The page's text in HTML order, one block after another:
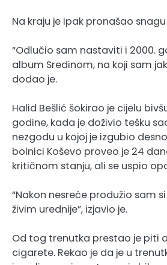
Na kraju je ipak pronašao
“Odlučio sam nastaviti i 2000.
album Sredinom, na koji sam
dodao je.
Halid Bešlić šokirao je cijelu
godine, kada je doživio tešku
nezgodu u kojoj je izgubio
bolnici Koševo proveo je 24
kritičnom stanju, ali se uspio
“Nakon nesreće produžio sam
živim urednije”, izjavio je.
Od tog trenutka prestao je piti
cigarete. Rekao je da je u